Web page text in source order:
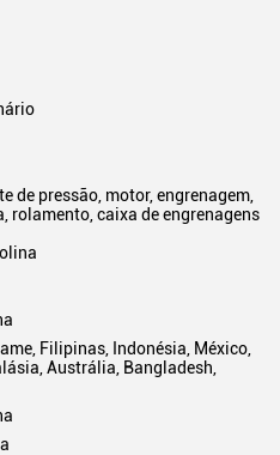
de pressão, motor, engrenagem,
rolamento, caixa de engrenagens
Filipinas, Indonésia, México,
Austrália, Bangladesh,